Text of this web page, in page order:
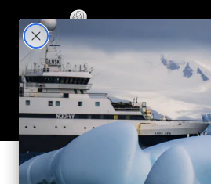
2 Results for "Africa"
Search Filter: